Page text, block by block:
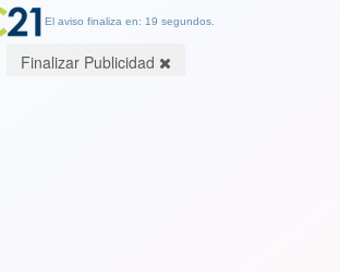
El aviso finaliza en: 19 segundos.
Finalizar Publicidad